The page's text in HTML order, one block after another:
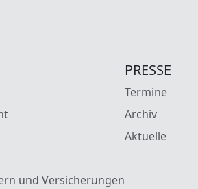
und Versicherungen
PRESSE
Termine
Archiv
Aktuelle